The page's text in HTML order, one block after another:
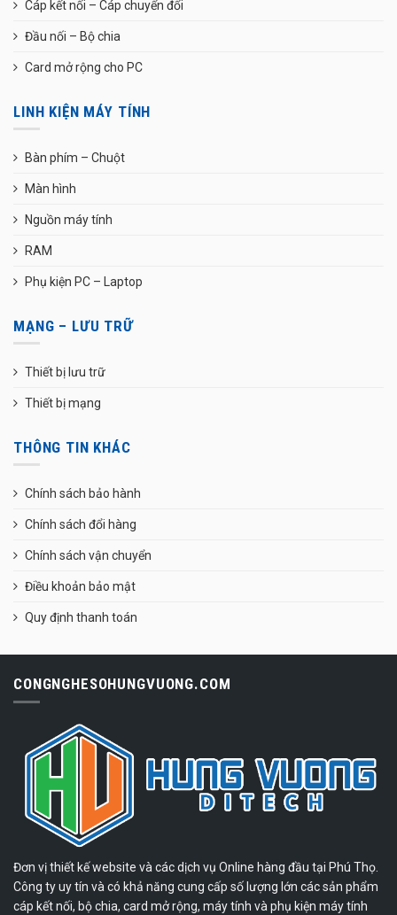
Cáp kết nối – Cáp chuyển đổi
Đầu nối – Bộ chia
Card mở rộng cho PC
LINH KIỆN MÁY TÍNH
Bàn phím – Chuột
Màn hình
Nguồn máy tính
RAM
Phụ kiện PC – Laptop
MẠNG – LƯU TRỮ
Thiết bị lưu trữ
Thiết bị mạng
THÔNG TIN KHÁC
Chính sách bảo hành
Chính sách đổi hàng
Chính sách vận chuyển
Điều khoản bảo mật
Quy định thanh toán
CONGNGHESOHUNGVUONG.COM
Đơn vị thiết kế website và các dịch vụ Online hàng đầu tại Phú Thọ.
Công ty uy tín và có khả năng cung cấp số lượng lớn các sản phẩm
cáp kết nối, bộ chia, card mở rộng, máy tính và phụ kiện máy tính